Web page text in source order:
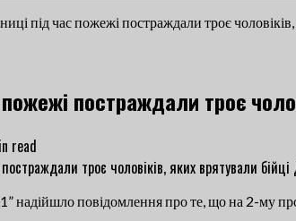
під час пожежі постраждали троє
постраждали троє
read
надійшло повідомлення про те, що на 2-му